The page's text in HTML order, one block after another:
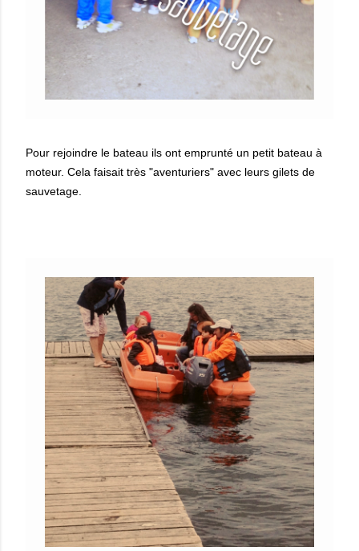
Pour rejoindre le bateau ils ont emprunté un petit bateau à
moteur. Cela faisait très "aventuriers" avec leurs gilets de
sauvetage.